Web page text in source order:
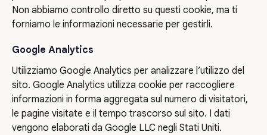
Non abbiamo controllo diretto su questi cookie, ma ti
forniamo le informazioni necessarie per gestirli.
Google Analytics
Utilizziamo Google Analytics per analizzare l’utilizzo del
sito. Google Analytics utilizza cookie per raccogliere
informazioni in forma aggregata sul numero di visitatori,
le pagine visitate e il tempo trascorso sul sito. I dati
vengono elaborati da Google LLC negli Stati Uniti.